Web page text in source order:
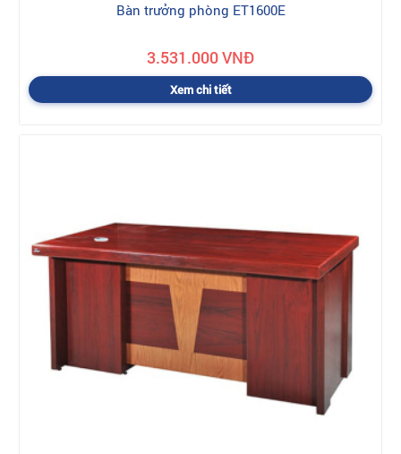
Bàn trưởng phòng ET1600E
3.531.000 VNĐ
Xem chi tiết